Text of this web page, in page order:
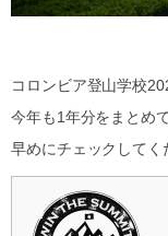
コロンビア登山学校
今年も1年分をまとめ
早めにチェックしてく